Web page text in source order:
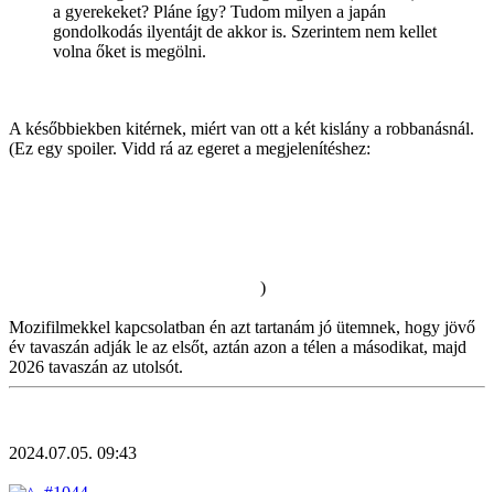
a gyerekeket? Pláne így? Tudom milyen a japán
gondolkodás ilyentájt de akkor is. Szerintem nem kellet
volna őket is megölni.
A későbbiekben kitérnek, miért van ott a két kislány a robbanásnál.
(Ez egy spoiler. Vidd rá az egeret a megjelenítéshez:
)
Mozifilmekkel kapcsolatban én azt tartanám jó ütemnek, hogy jövő
év tavaszán adják le az elsőt, aztán azon a télen a másodikat, majd
2026 tavaszán az utolsót.
2024.07.05. 09:43